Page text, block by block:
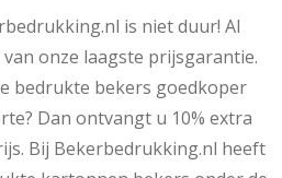
is niet duur! Al
onze laagste prijsgarantie.
bedrukte bekers goedkoper
Dan ontvangt u 10% extra
Bij Bekerbedrukking.nl heeft